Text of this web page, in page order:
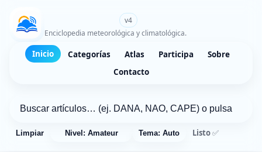
v4
Enciclopedia meteorológica y climatológica.
Inicio Categorías Atlas Participa
Sobre
Contacto
Limpiar Nivel: Amateur Tema: Auto Listo ✅